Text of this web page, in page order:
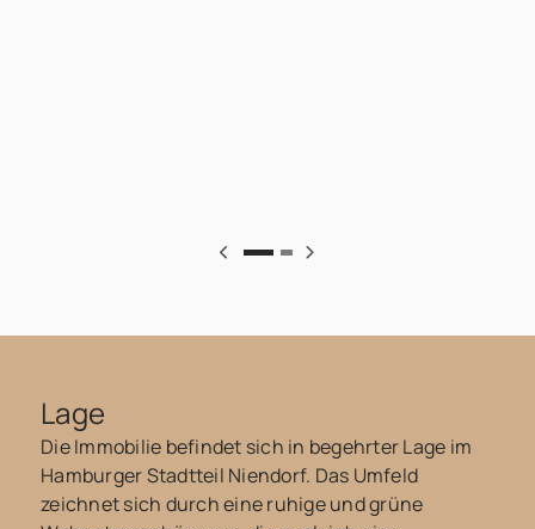
Lage
Die Immobilie befindet sich in begehrter Lage im
Hamburger Stadtteil Niendorf. Das Umfeld
zeichnet sich durch eine ruhige und grüne